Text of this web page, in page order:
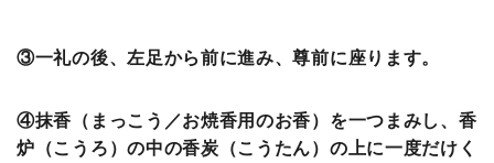
③一礼の後、左足から前に進み、尊前に座ります。
④抹香（まっこう／お焼香用のお香）を一つまみし、香
炉（こうろ）の中の香炭（こうたん）の上に一度だけく